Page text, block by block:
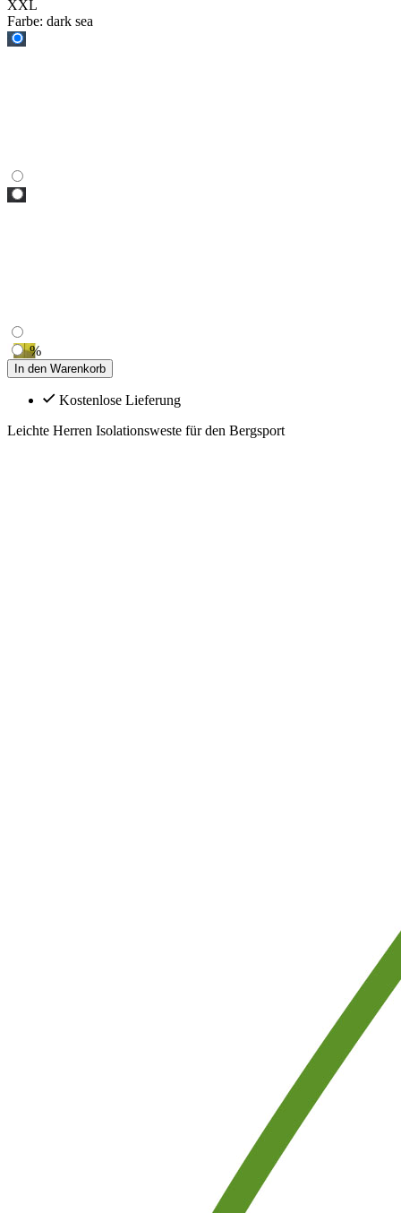
XXL
Farbe: dark sea
%
In den Warenkorb
Kostenlose Lieferung
Leichte Herren Isolationsweste für den Bergsport